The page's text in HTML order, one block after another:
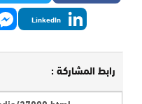
LinkedIn
رابط المشاركة :